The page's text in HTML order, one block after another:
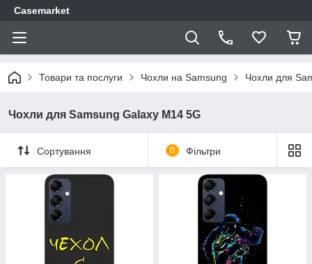
Casemarket
Товари та послуги Чохли на Samsung Чохли для
Чохли для Samsung Galaxy M14 5G
Сортування 0 Фільтри